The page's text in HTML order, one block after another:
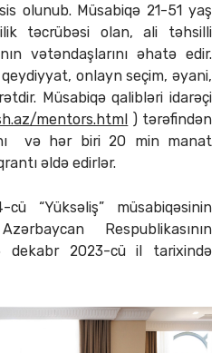
olunub. Müsabiqə 21-51 yaş
təcrübəsi olan, ali təhsilli
vətəndaşlarını əhatə edir.
onlayn seçim, əyani,
Müsabiqə qalibləri idarəçi
mentors.html ) tərəfindən
və hər biri 20 min manat
əldə edirlər.
“Yüksəliş” müsabiqəsinin
Respublikasının
dekabr 2023-cü il tarixində